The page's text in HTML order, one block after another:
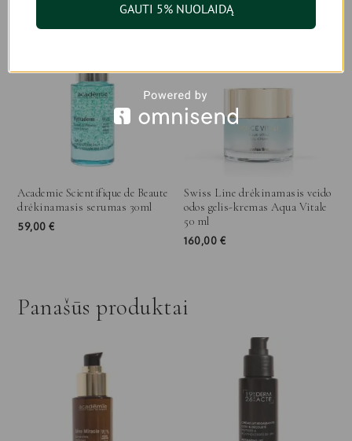
Academie Scientifique de Beaute
drėkinamasis serumas 30ml
59,00€
Swiss Line drėkinamasis veido
odos gelis-kremas Aqua Vitale
50 ml
160,00 €
Panašūs produktai
GAUTI 5% NUOLAIDĄ